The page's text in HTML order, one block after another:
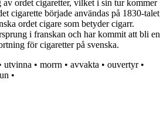
ordet cigaretter, vilket i sin tur kommer
cigarette började användas på 1830-talet
ordet cigare som betyder cigarr.
i franskan och har kommit att bli en
för cigaretter på svenska.
utvinna • morrn • avvakta • ouvertyr•
•